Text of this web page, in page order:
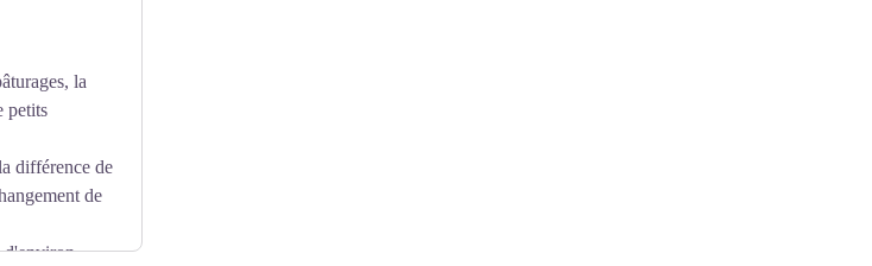
la
petits
différence de
de
d'environ